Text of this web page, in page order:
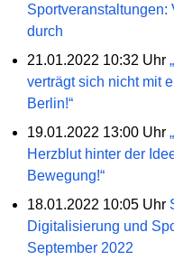
Sportveranstaltungen:
durch
21.01.2022 10:32 Uhr
verträgt sich nicht mit
Berlin!“
19.01.2022 13:00 Uhr
Herzblut hinter der
Bewegung!“
18.01.2022 10:05 Uhr
Digitalisierung und
September 2022